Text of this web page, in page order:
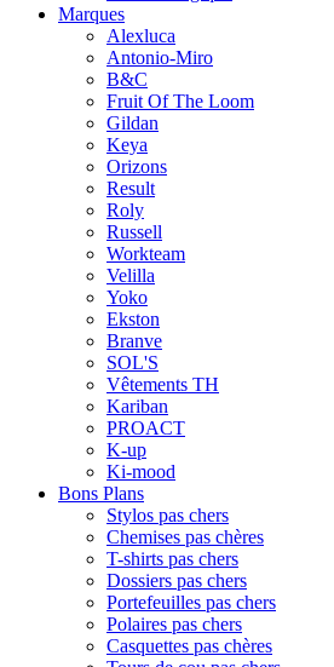
Marques
Alexluca
Antonio-Miro
B&C
Fruit Of The Loom
Gildan
Keya
Orizons
Result
Roly
Russell
Workteam
Velilla
Yoko
Ekston
Branve
SOL'S
Vêtements TH
Kariban
PROACT
K-up
Ki-mood
Bons Plans
Stylos pas chers
Chemises pas chères
T-shirts pas chers
Dossiers pas chers
Portefeuilles pas chers
Polaires pas chers
Casquettes pas chères